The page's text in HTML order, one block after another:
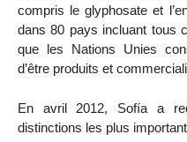
compris le glyphosate et
dans 80 pays incluant tous
que les Nations Unies
d’être produits et
En avril 2012, Sofía a
distinctions les plus